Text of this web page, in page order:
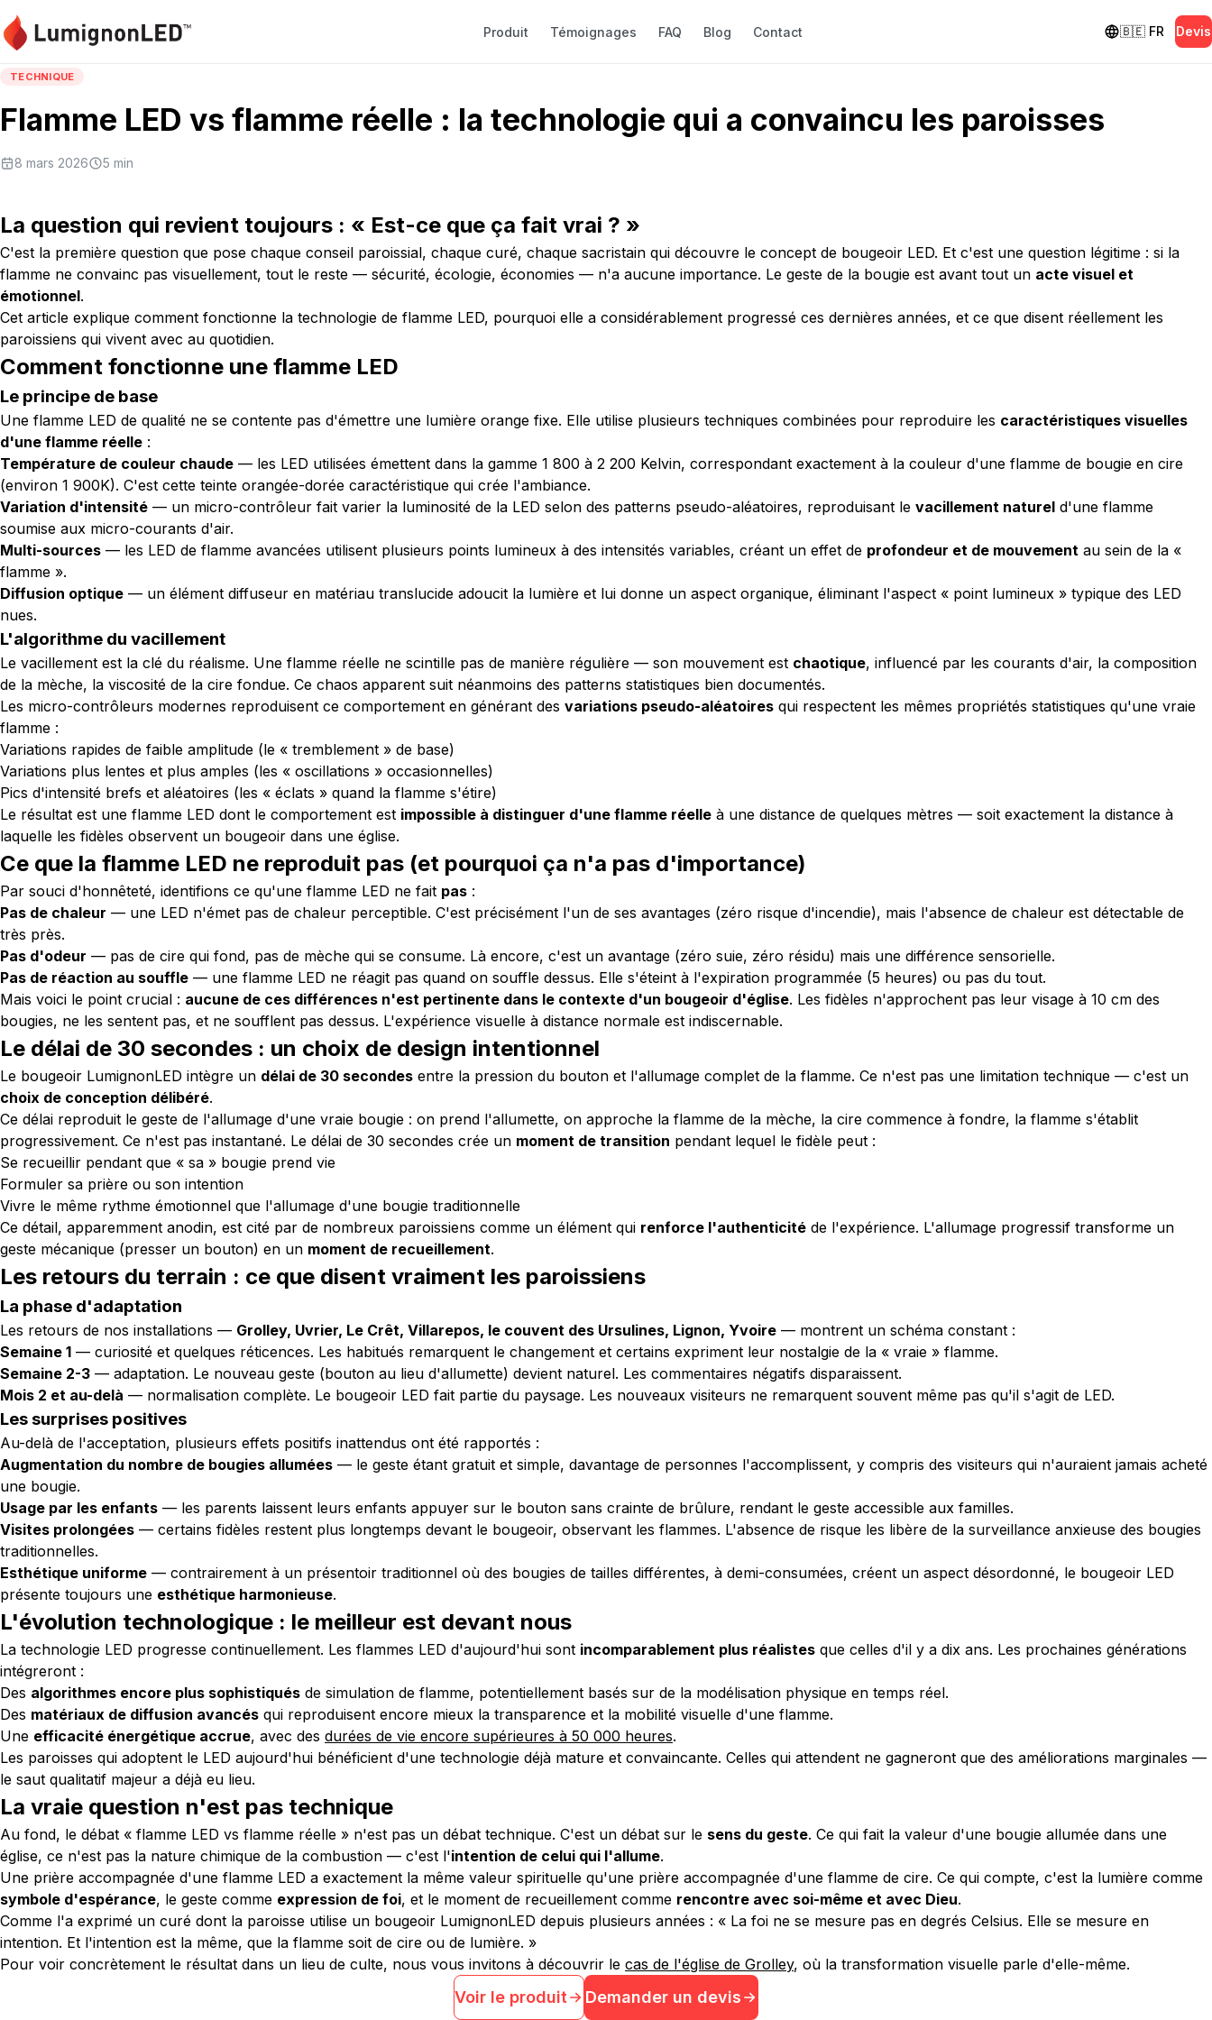
Produit Témoignages FAQ Blog Contact 🇧🇪 FR Devis
TECHNIQUE
Flamme LED vs flamme réelle : la technologie qui a convaincu les paroisses
8 mars 2026 5 min
La question qui revient toujours : « Est-ce que ça fait vrai ? »
C'est la première question que pose chaque conseil paroissial, chaque curé, chaque sacristain qui découvre le concept de bougeoir LED. Et c'est une question légitime : si la
flamme ne convainc pas visuellement, tout le reste — sécurité, écologie, économies — n'a aucune importance. Le geste de la bougie est avant tout un acte visuel et
émotionnel.
Cet article explique comment fonctionne la technologie de flamme LED, pourquoi elle a considérablement progressé ces dernières années, et ce que disent réellement les
paroissiens qui vivent avec au quotidien.
Comment fonctionne une flamme LED
Le principe de base
Une flamme LED de qualité ne se contente pas d'émettre une lumière orange fixe. Elle utilise plusieurs techniques combinées pour reproduire les caractéristiques visuelles
d'une flamme réelle :
Température de couleur chaude — les LED utilisées émettent dans la gamme 1 800 à 2 200 Kelvin, correspondant exactement à la couleur d'une flamme de bougie en cire
(environ 1 900K). C'est cette teinte orangée-dorée caractéristique qui crée l'ambiance.
Variation d'intensité — un micro-contrôleur fait varier la luminosité de la LED selon des patterns pseudo-aléatoires, reproduisant le vacillement naturel d'une flamme
soumise aux micro-courants d'air.
Multi-sources — les LED de flamme avancées utilisent plusieurs points lumineux à des intensités variables, créant un effet de profondeur et de mouvement au sein de la «
flamme ».
Diffusion optique — un élément diffuseur en matériau translucide adoucit la lumière et lui donne un aspect organique, éliminant l'aspect « point lumineux » typique des LED
nues.
L'algorithme du vacillement
Le vacillement est la clé du réalisme. Une flamme réelle ne scintille pas de manière régulière — son mouvement est chaotique, influencé par les courants d'air, la composition
de la mèche, la viscosité de la cire fondue. Ce chaos apparent suit néanmoins des patterns statistiques bien documentés.
Les micro-contrôleurs modernes reproduisent ce comportement en générant des variations pseudo-aléatoires qui respectent les mêmes propriétés statistiques qu'une vraie
flamme :
Variations rapides de faible amplitude (le « tremblement » de base)
Variations plus lentes et plus amples (les « oscillations » occasionnelles)
Pics d'intensité brefs et aléatoires (les « éclats » quand la flamme s'étire)
Le résultat est une flamme LED dont le comportement est impossible à distinguer d'une flamme réelle à une distance de quelques mètres — soit exactement la distance à
laquelle les fidèles observent un bougeoir dans une église.
Ce que la flamme LED ne reproduit pas (et pourquoi ça n'a pas d'importance)
Par souci d'honnêteté, identifions ce qu'une flamme LED ne fait pas :
Pas de chaleur — une LED n'émet pas de chaleur perceptible. C'est précisément l'un de ses avantages (zéro risque d'incendie), mais l'absence de chaleur est détectable de
très près.
Pas d'odeur — pas de cire qui fond, pas de mèche qui se consume. Là encore, c'est un avantage (zéro suie, zéro résidu) mais une différence sensorielle.
Pas de réaction au souffle — une flamme LED ne réagit pas quand on souffle dessus. Elle s'éteint à l'expiration programmée (5 heures) ou pas du tout.
Mais voici le point crucial : aucune de ces différences n'est pertinente dans le contexte d'un bougeoir d'église. Les fidèles n'approchent pas leur visage à 10 cm des
bougies, ne les sentent pas, et ne soufflent pas dessus. L'expérience visuelle à distance normale est indiscernable.
Le délai de 30 secondes : un choix de design intentionnel
Le bougeoir LumignonLED intègre un délai de 30 secondes entre la pression du bouton et l'allumage complet de la flamme. Ce n'est pas une limitation technique — c'est un
choix de conception délibéré.
Ce délai reproduit le geste de l'allumage d'une vraie bougie : on prend l'allumette, on approche la flamme de la mèche, la cire commence à fondre, la flamme s'établit
progressivement. Ce n'est pas instantané. Le délai de 30 secondes crée un moment de transition pendant lequel le fidèle peut :
Se recueillir pendant que « sa » bougie prend vie
Formuler sa prière ou son intention
Vivre le même rythme émotionnel que l'allumage d'une bougie traditionnelle
Ce détail, apparemment anodin, est cité par de nombreux paroissiens comme un élément qui renforce l'authenticité de l'expérience. L'allumage progressif transforme un
geste mécanique (presser un bouton) en un moment de recueillement.
Les retours du terrain : ce que disent vraiment les paroissiens
La phase d'adaptation
Les retours de nos installations — Grolley, Uvrier, Le Crêt, Villarepos, le couvent des Ursulines, Lignon, Yvoire — montrent un schéma constant :
Semaine 1 — curiosité et quelques réticences. Les habitués remarquent le changement et certains expriment leur nostalgie de la « vraie » flamme.
Semaine 2-3 — adaptation. Le nouveau geste (bouton au lieu d'allumette) devient naturel. Les commentaires négatifs disparaissent.
Mois 2 et au-delà — normalisation complète. Le bougeoir LED fait partie du paysage. Les nouveaux visiteurs ne remarquent souvent même pas qu'il s'agit de LED.
Les surprises positives
Au-delà de l'acceptation, plusieurs effets positifs inattendus ont été rapportés :
Augmentation du nombre de bougies allumées — le geste étant gratuit et simple, davantage de personnes l'accomplissent, y compris des visiteurs qui n'auraient jamais acheté
une bougie.
Usage par les enfants — les parents laissent leurs enfants appuyer sur le bouton sans crainte de brûlure, rendant le geste accessible aux familles.
Visites prolongées — certains fidèles restent plus longtemps devant le bougeoir, observant les flammes. L'absence de risque les libère de la surveillance anxieuse des bougies
traditionnelles.
Esthétique uniforme — contrairement à un présentoir traditionnel où des bougies de tailles différentes, à demi-consumées, créent un aspect désordonné, le bougeoir LED
présente toujours une esthétique harmonieuse.
L'évolution technologique : le meilleur est devant nous
La technologie LED progresse continuellement. Les flammes LED d'aujourd'hui sont incomparablement plus réalistes que celles d'il y a dix ans. Les prochaines générations
intégreront :
Des algorithmes encore plus sophistiqués de simulation de flamme, potentiellement basés sur de la modélisation physique en temps réel.
Des matériaux de diffusion avancés qui reproduisent encore mieux la transparence et la mobilité visuelle d'une flamme.
Une efficacité énergétique accrue, avec des durées de vie encore supérieures à 50 000 heures.
Les paroisses qui adoptent le LED aujourd'hui bénéficient d'une technologie déjà mature et convaincante. Celles qui attendent ne gagneront que des améliorations marginales —
le saut qualitatif majeur a déjà eu lieu.
La vraie question n'est pas technique
Au fond, le débat « flamme LED vs flamme réelle » n'est pas un débat technique. C'est un débat sur le sens du geste. Ce qui fait la valeur d'une bougie allumée dans une
église, ce n'est pas la nature chimique de la combustion — c'est l'intention de celui qui l'allume.
Une prière accompagnée d'une flamme LED a exactement la même valeur spirituelle qu'une prière accompagnée d'une flamme de cire. Ce qui compte, c'est la lumière comme
symbole d'espérance, le geste comme expression de foi, et le moment de recueillement comme rencontre avec soi-même et avec Dieu.
Comme l'a exprimé un curé dont la paroisse utilise un bougeoir LumignonLED depuis plusieurs années : « La foi ne se mesure pas en degrés Celsius. Elle se mesure en
intention. Et l'intention est la même, que la flamme soit de cire ou de lumière. »
Pour voir concrètement le résultat dans un lieu de culte, nous vous invitons à découvrir le cas de l'église de Grolley, où la transformation visuelle parle d'elle-même.
Voir le produit Demander un devis